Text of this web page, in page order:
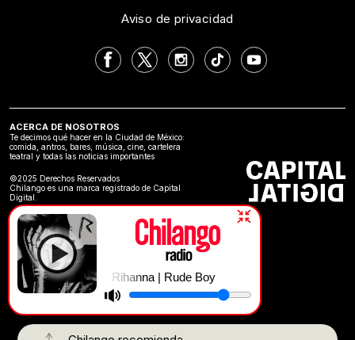
Rihanna | Rude Boy
Aviso de privacidad
ACERCA DE NOSOTROS
Te decimos qué hacer en la Ciudad de México:
comida, antros, bares, música, cine, cartelera
teatral y todas las noticias importantes
©2025 Derechos Reservados
Chilango es una marca registrado de Capital
Digital.